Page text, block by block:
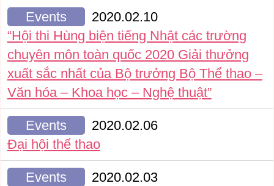
Events
2020.02.10
“Hội thi Hùng biện tiếng Nhật các trường
chuyên môn toàn quốc 2020 Giải thưởng
xuất sắc nhất của Bộ trưởng Bộ Thể thao –
Văn hóa – Khoa học – Nghệ thuật”
Events
2020.02.06
Đại hội thể thao
Events
2020.02.03